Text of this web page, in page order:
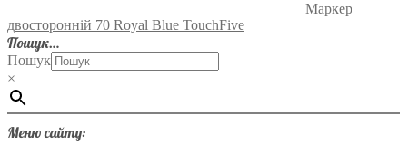
Маркер
двосторонній 70 Royal Blue TouchFive
Пошук…
Пошук
×
Меню сайту: